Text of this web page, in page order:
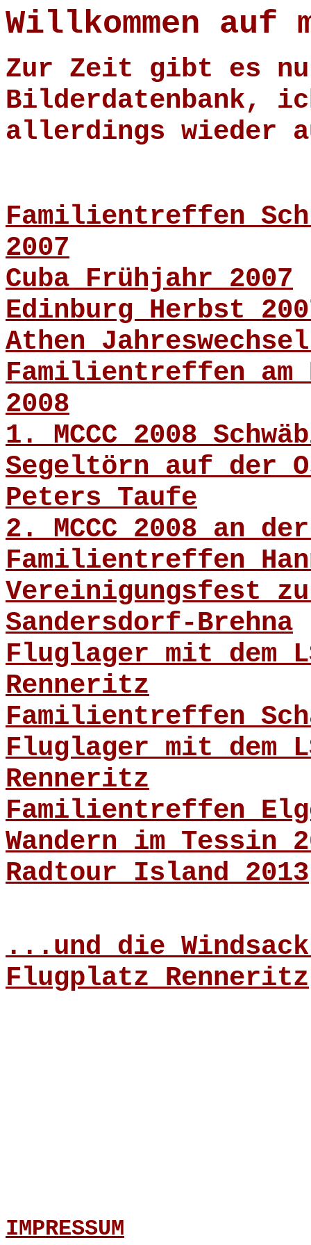
Willkommen auf
Zur Zeit gibt es
Bilderdatenbank,
allerdings wieder
Familientreffen
2007
Cuba Frühjahr 2007
Edinburg Herbst
Athen
Familientreffen am
2008
1. MCCC 2008
Segeltörn auf der
Peters Taufe
2. MCCC 2008 an
Familientreffen
Vereinigungsfest
Sandersdorf-Brehna
Fluglager mit dem
Renneritz
Familientreffen
Fluglager mit dem
Renneritz
Familientreffen
Wandern im Tessin
Radtour Island 2013
...und die
Flugplatz Renneritz
IMPRESSUM